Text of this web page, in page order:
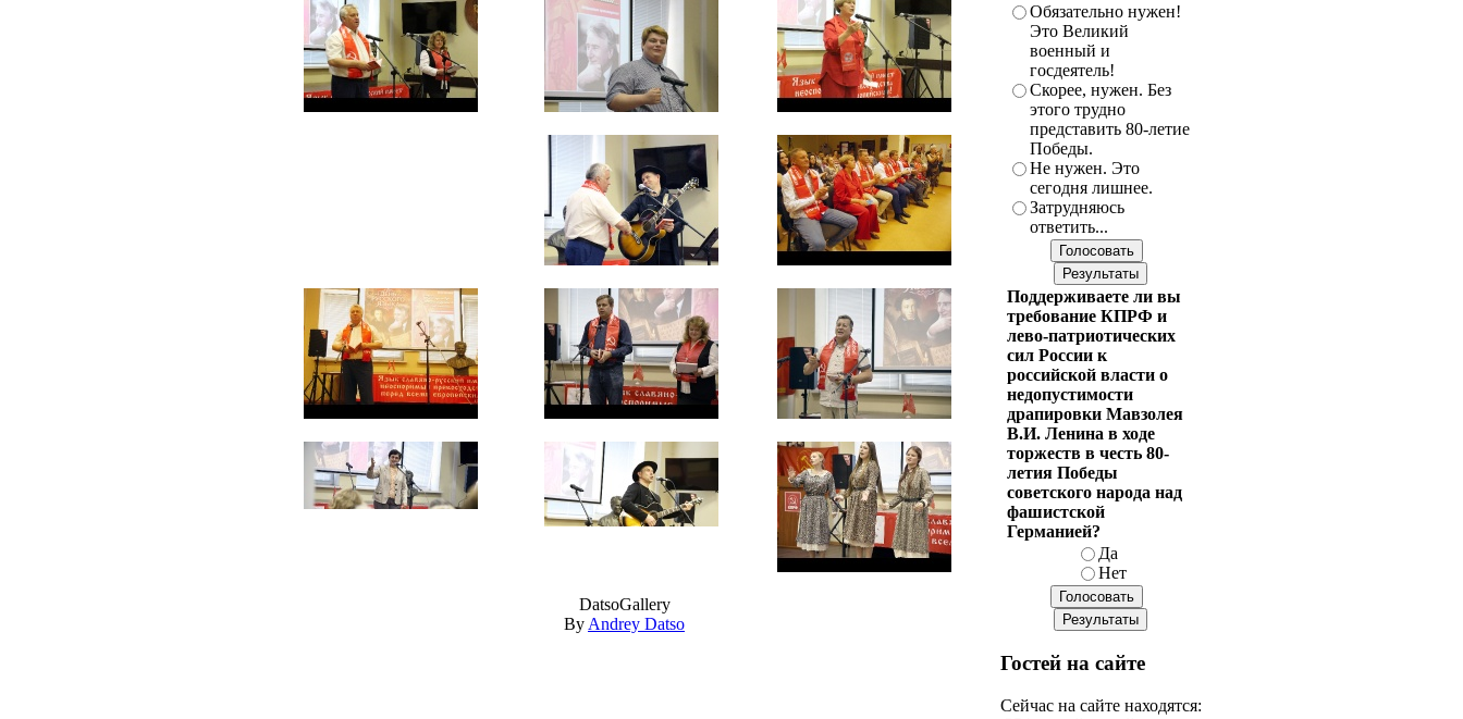
DatsoGallery
By Andrey Datso
Обязательно нужен!
Это Великий
военный и
госдеятель!
Скорее, нужен. Без
этого трудно
представить 80-летие
Победы.
Не нужен. Это
сегодня лишнее.
Затрудняюсь
ответить...
Поддерживаете ли вы
требование КПРФ и
лево-патриотических
сил России к
российской власти о
недопустимости
драпировки Мавзолея
В.И. Ленина в ходе
торжеств в честь 80-
летия Победы
советского народа над
фашистской
Германией?
Да
Нет
Гостей на сайте
Сейчас на сайте находятся: